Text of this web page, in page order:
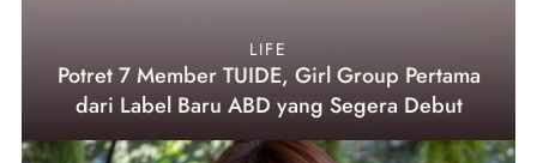
LIFE
Potret 7 Member TUIDE, Girl Group Pertama
dari Label Baru ABD yang Segera Debut